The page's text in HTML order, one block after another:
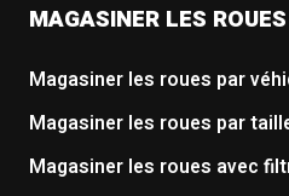
MAGASINER LES ROUES
Magasiner les roues par
Magasiner les roues par
Magasiner les roues avec